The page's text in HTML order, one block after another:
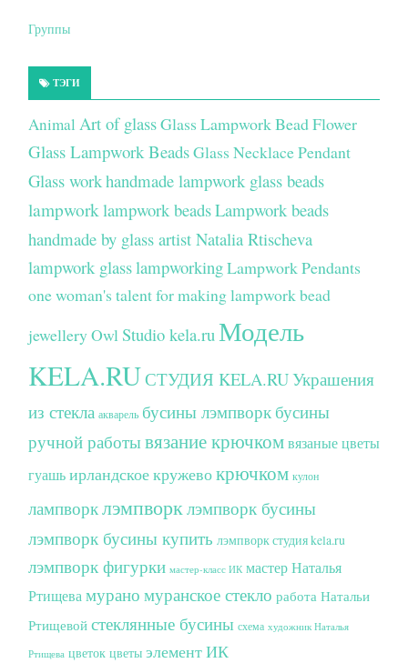
Группы
ТЭГИ
Animal Art of glassGlass Lampwork Bead Flower
Glass Lampwork BeadsGlass Necklace Pendant
Glass workhandmade lampwork glass beads
lampwork lampwork beadsLampwork beads
handmade by glass artist Natalia Rtischeva
lampwork glasslampworkingLampwork Pendants
one woman's talent for making lampwork bead
jewelleryOwl Studio kela.ru Модель
KELA.RUСТУДИЯ KELA.RUУкрашения
из стекла акварель бусины лэмпворк бусины
ручной работывязание крючкомвязаные цветы
гуашьирландское кружевокрючком кулон
лампворклэмпворк лэмпворк бусины
лэмпворк бусины купить лэмпворк студия kela.ru
лэмпворк фигурки мастер-класс ИК мастер Наталья
Ртищевамурано муранское стекло работа Натальи
Ртищевой стеклянные бусины схема художник Наталья
Ртищева цветок цветы элемент ИК